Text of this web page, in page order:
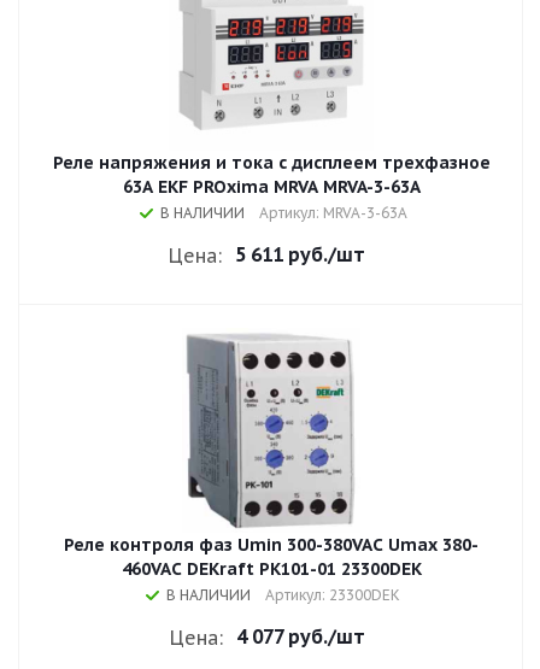
Реле напряжения и тока с дисплеем трехфазное
63A EKF PROxima MRVA MRVA-3-63A
В НАЛИЧИИ Артикул: MRVA-3-63A
Цена: 5 611 руб./шт
Реле контроля фаз Umin 300-380VAC Umax 380-
460VAC DEKraft РК101-01 23300DEK
В НАЛИЧИИ Артикул: 23300DEK
Цена: 4 077 руб./шт